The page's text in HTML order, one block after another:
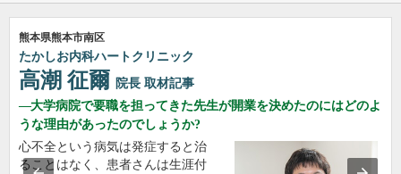
熊本県熊本市南区
たかしお内科ハートクリニック
高潮 征爾 院長 取材記事
大学病院で要職を担ってきた先生が開業を決めたのにはどのよ
うな理由があったのでしょうか?
心不全という病気は発症すると治
ることはなく、患者さんは生涯付